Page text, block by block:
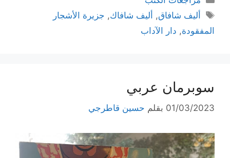
الوسوم
أليف شافاق, أليف شافاك, جزيرة الأشجار
المفقودة, دار الآداب
سوبرمان عربي
01/03/2023 بقلم حسين قاطرجي